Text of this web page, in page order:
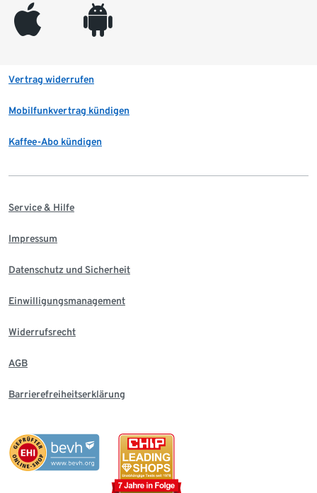
appleinc android
Vertrag widerrufen
Mobilfunkvertrag kündigen
Kaffee-Abo kündigen
Service & Hilfe
Impressum
Datenschutz und Sicherheit
Einwilligungsmanagement
Widerrufsrecht
AGB
Barrierefreiheitserklärung